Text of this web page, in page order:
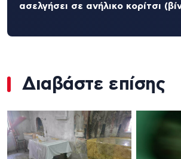
ασελγήσει σε ανήλικο κορίτσι
Διαβάστε επίσης